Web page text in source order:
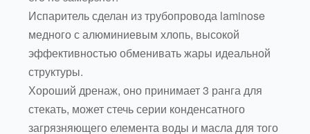
Испаритель сделан из трубопровода laminose
медного с алюминиевым хлопь, высокой
эффективностью обменивать жары идеальной
структуры.
Хороший дренаж, оно принимает 3 ранга для
стекать, может стечь серии конденсатного
загрязняющего елемента воды и масла для того